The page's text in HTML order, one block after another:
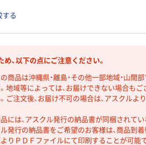
する
め、以下の点にご注意ください。
商品は沖縄県・離島・その他一部地域・山間
地域等によっては、お届けできない場合も
ご注文後、お届け不可の場合は、アスクルよ
には、アスクル発行の納品書が同梱されてい
発行の納品書をご希望のお客様は、商品到着
りＰＤＦファイルにて印刷することが可能で